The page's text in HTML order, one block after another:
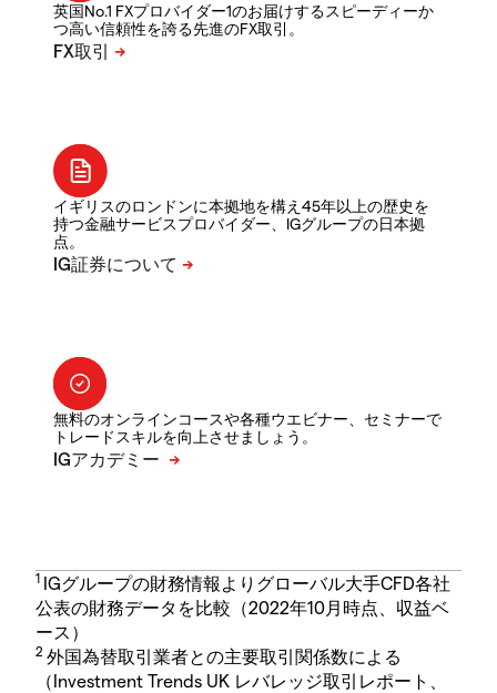
英国No.1 FXプロバイダー1のお届けするスピーディーか
つ高い信頼性を誇る先進のFX取引。
イギリスのロンドンに本拠地を構え45年以上の歴史を
持つ金融サービスプロバイダー、IGグループの日本拠
点。
無料のオンラインコースや各種ウエビナー、セミナーで
トレードスキルを向上させましょう。
1 IGグループの財務情報よりグローバル大手CFD各社
公表の財務データを比較（2022年10月時点、収益ベ
ース）
2 外国為替取引業者との主要取引関係数による
（Investment Trends UK レバレッジ取引レポート、